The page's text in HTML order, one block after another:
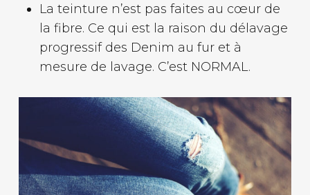
La teinture n’est pas faites au cœur de
la fibre. Ce qui est la raison du délavage
progressif des Denim au fur et à
mesure de lavage. C’est NORMAL.